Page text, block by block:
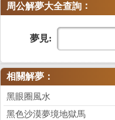
周公解夢大全查詢 ：
夢見:
相關解夢：
黑眼圈風水
黑色沙漠夢境地獄馬